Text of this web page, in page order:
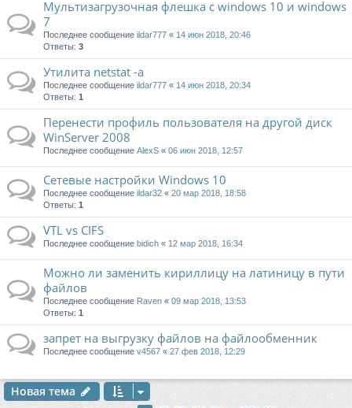
Мультизагрузочная флешка с windows 10 и windows
7
Последнее сообщение ildar777 « 14 июн 2018, 20:46
Ответы: 3
Утилита netstat -a
Последнее сообщение ildar777 « 14 июн 2018, 20:34
Ответы: 1
Перенести профиль пользователя на другой диск
WinServer 2008
Последнее сообщение AlexS « 06 июн 2018, 12:57
Сетевые настройки Windows 10
Последнее сообщение ildar32 « 20 мар 2018, 18:58
Ответы: 1
VTL vs CIFS
Последнее сообщение bidich « 12 мар 2018, 16:34
Можно ли заменить кириллицу на латиницу в пути
файлов
Последнее сообщение Raven « 09 мар 2018, 13:53
Ответы: 1
запрет на выгрузку файлов на файлообменник
Последнее сообщение v4567 « 27 фев 2018, 12:29
Новая тема